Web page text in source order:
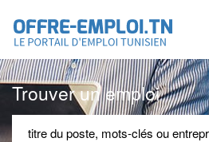
Trouver un emploi